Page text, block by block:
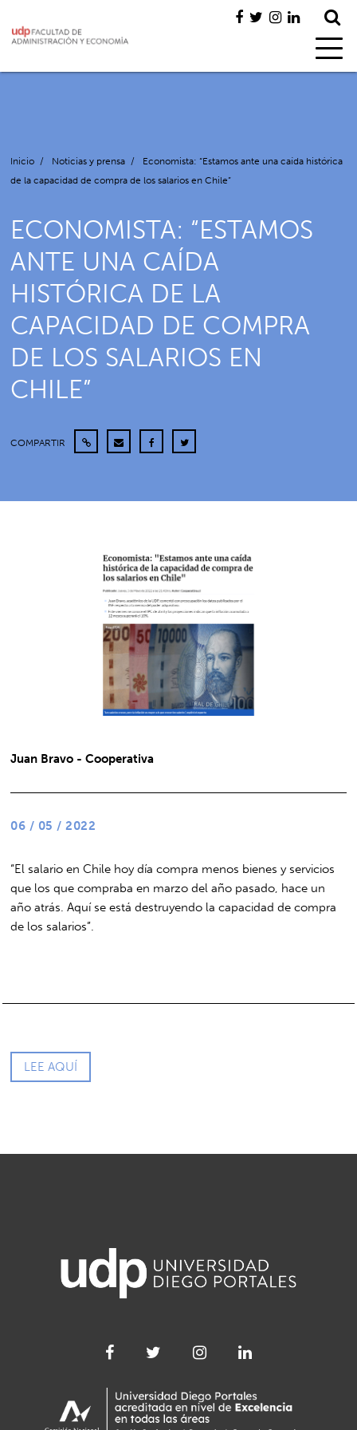
Inicio / Noticias y prensa /
Economista: “Estamos ante una caída histórica
de la capacidad de compra de los salarios en Chile”
ECONOMISTA: “ESTAMOS
ANTE UNA CAÍDA
HISTÓRICA DE LA
CAPACIDAD DE COMPRA
DE LOS SALARIOS EN
CHILE”
COMPARTIR
Juan Bravo - Cooperativa
06 / 05 / 2022
“El salario en Chile hoy día compra menos bienes y servicios
que los que compraba en marzo del año pasado, hace un
año atrás. Aquí se está destruyendo la capacidad de compra
de los salarios”.
LEE AQUÍ